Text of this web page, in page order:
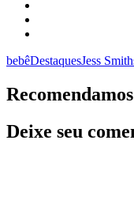
bebêDestaquesJess Smith
Deixe seu